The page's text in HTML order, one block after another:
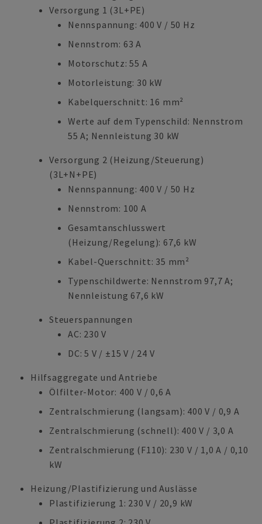
Versorgung 1 (3L+PE)
Nennspannung: 400 V / 50 Hz
Nennstrom: 63 A
Motorschutz: 55 A
Motorleistung: 30 kW
Kabelquerschnitt: 16 mm²
Werte auf dem Typenschild: Nennstrom
55 A; Nennleistung 30 kW
Versorgung 2 (Heizung/Steuerung)
(3L+N+PE)
Nennspannung: 400 V / 50 Hz
Nennstrom: 100 A
Gesamtanschlusswert
(Heizung/Regelung): 67,6 kW
Kabel-Querschnitt: 35 mm²
Typenschildwerte: Nennstrom 97,7 A;
Nennleistung 67,6 kW
Steuerspannungen
AC: 230 V
DC: 5 V / ±15 V / 24 V
Hilfsaggregate und Antriebe
Ölfilter-Motor: 400 V / 0,6 A
Zentralschmierung (langsam): 400 V / 0,9 A
Zentralschmierung (schnell): 400 V / 3,0 A
Zentralschmierung (F110): 230 V / 1,0 A / 0,10
kW
Heizung/Plastifizierung und Auslässe
Plastifizierung 1: 230 V / 20,9 kW